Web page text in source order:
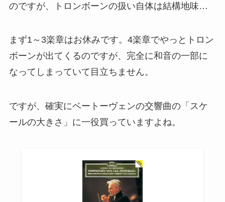
のですが、トロンボーンの扱い自体は結構地味…
まず1～3楽章はお休みです。4楽章でやっとトロン
ボーンが出てくるのですが、完全に和音の一部に
なってしまっていて目立ちません。
ですが、確実にベートーヴェンの交響曲の「スケ
ールの大きさ」に一役買っていますよね。